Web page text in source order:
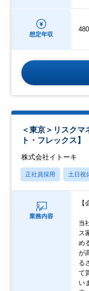
想定年収
＜東京＞リスクマ
ト・フレックス】
株式会社イトーキ
正社員採用 土日祝
業務内容
【
当
ス
め
が
る
て
い